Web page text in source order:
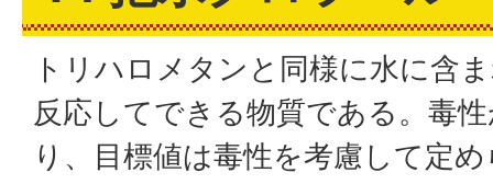
トリハロメタンと同様に水に含
反応してできる物質である。毒
り、目標値は毒性を考慮して定